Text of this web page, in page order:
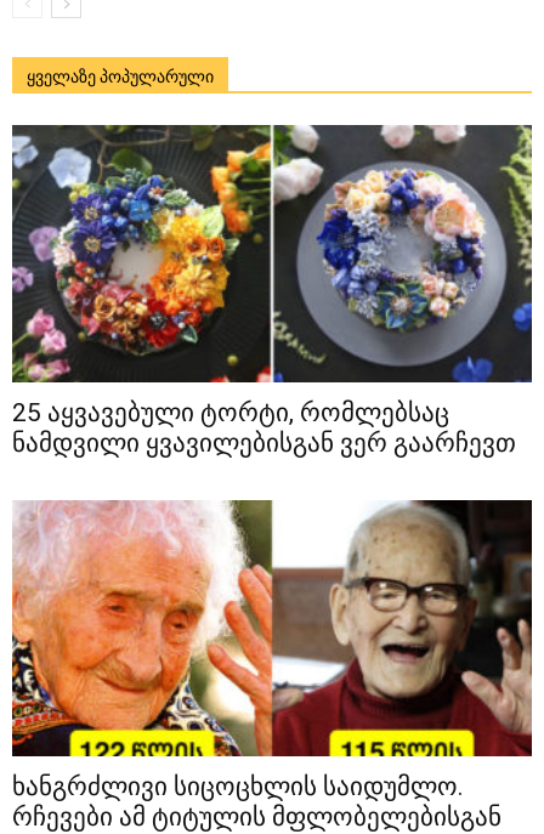
ყველაზე პოპულარული
25 აყვავებული ტორტი, რომლებსაც
ნამდვილი ყვავილებისგან ვერ გაარჩევთ
ხანგრძლივი სიცოცხლის საიდუმლო.
რჩევები ამ ტიტულის მფლობელებისგან